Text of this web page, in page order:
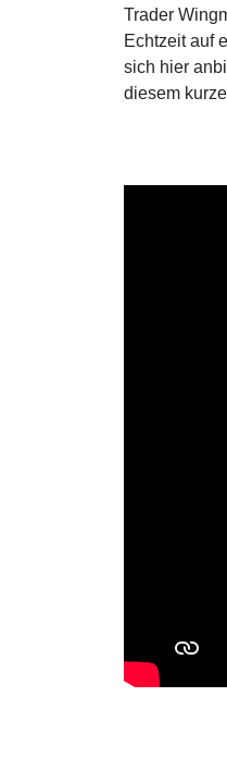
Trader
Echtzeit auf
sich hier
diesem